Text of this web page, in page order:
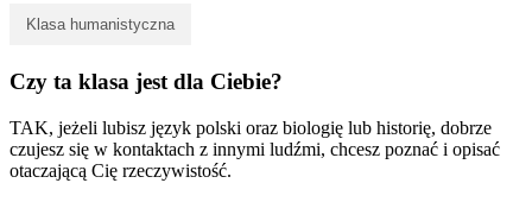
Klasa humanistyczna
Czy ta klasa jest dla Ciebie?
TAK, jeżeli lubisz język polski oraz biologię lub historię, dobrze
czujesz się w kontaktach z innymi ludźmi, chcesz poznać i opisać
otaczającą Cię rzeczywistość.